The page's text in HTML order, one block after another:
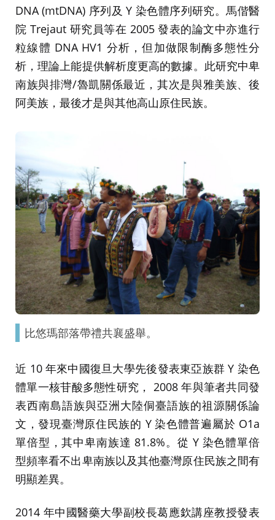
DNA (mtDNA) 序列及 Y 染色體序列研究。馬偕醫
院 Trejaut 研究員等在 2005 發表的論文中亦進行
粒線體 DNA HV1 分析，但加做限制酶多態性分
析，理論上能提供解析度更高的數據。此研究中卑
南族與排灣/魯凱關係最近，其次是與雅美族、後
阿美族，最後才是與其他高山原住民族。
比悠瑪部落帶禮共襄盛舉。
近 10 年來中國復旦大學先後發表東亞族群 Y 染色
體單一核苷酸多態性研究， 2008 年與筆者共同發
表西南島語族與亞洲大陸侗臺語族的祖源關係論
文，發現臺灣原住民族的 Y 染色體普遍屬於 O1a
單倍型，其中卑南族達 81.8%。從 Y 染色體單倍
型頻率看不出卑南族以及其他臺灣原住民族之間有
明顯差異。
2014 年中國醫藥大學副校長葛應欽講座教授發表